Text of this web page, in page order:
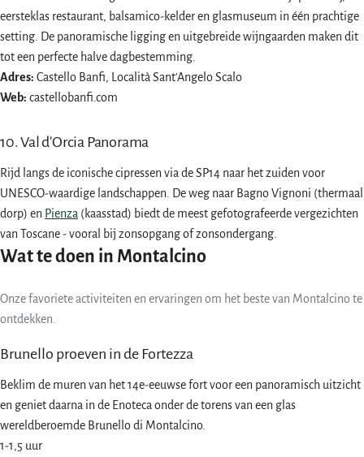
eersteklas restaurant, balsamico-kelder en glasmuseum in één prachtige
setting. De panoramische ligging en uitgebreide wijngaarden maken dit
tot een perfecte halve dagbestemming.
Adres: Castello Banfi, Località Sant'Angelo Scalo
Web: castellobanfi.com
10. Val d'Orcia Panorama
Rijd langs de iconische cipressen via de SP14 naar het zuiden voor
UNESCO-waardige landschappen. De weg naar Bagno Vignoni (thermaal
dorp) en Pienza (kaasstad) biedt de meest gefotografeerde vergezichten
van Toscane - vooral bij zonsopgang of zonsondergang.
Wat te doen in Montalcino
Onze favoriete activiteiten en ervaringen om het beste van Montalcino te
ontdekken.
Brunello proeven in de Fortezza
Beklim de muren van het 14e-eeuwse fort voor een panoramisch uitzicht
en geniet daarna in de Enoteca onder de torens van een glas
wereldberoemde Brunello di Montalcino.
1-1,5 uur